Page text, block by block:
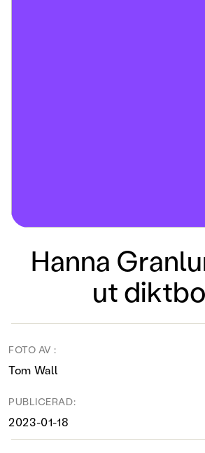
Hanna
ut
FOTO AV :
Tom Wall
PUBLICERAD:
2023-01-18